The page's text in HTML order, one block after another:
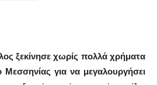
ξεκίνησε χωρίς πολλά χρήματα
Μεσσηνίας για να μεγαλουργήσει